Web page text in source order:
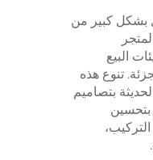
بشكل كبير من
البيع
تنوع هذه
بتصاميم
بتحسين